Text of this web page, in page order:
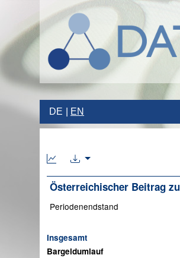
DE EN
Österreichischer Beitrag
Periodenendstand
Insgesamt
Bargeldumlauf